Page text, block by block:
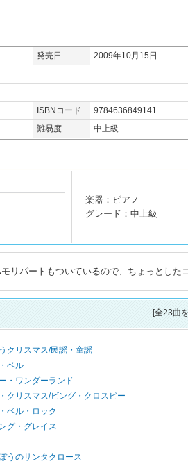
発売日
2009年10月15日
ISBNコード
9784636849141
難易度 中上級
楽器：ピアノ
グレード：中上級
リパートもついているので、ちょっとした
[全23曲
クリスマス/民謡・童謡
ベル
・ワンダーランド
クリスマス/ビング・クロスビー
ベル・ロック
グ・グレイス
うのサンタクロース